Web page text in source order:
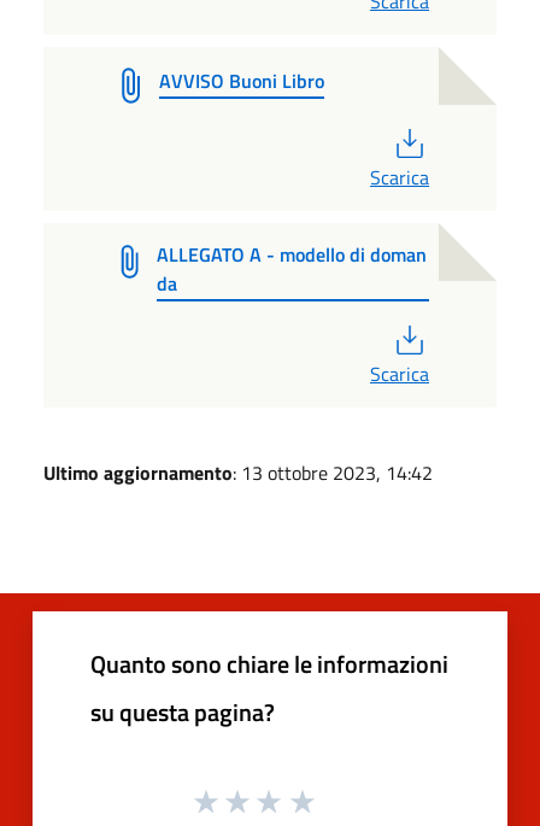
AVVISO Buoni Libro
Scarica
ALLEGATO A - modello di doman
da
Scarica
Ultimo aggiornamento: 13 ottobre 2023, 14:42
Quanto sono chiare le informazioni
su questa pagina?